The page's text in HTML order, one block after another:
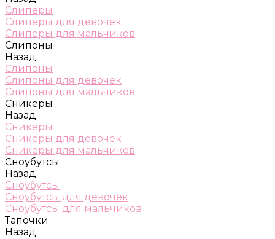
Слиперы
Слиперы для девочек
Слиперы для мальчиков
Слипоны
Назад
Слипоны
Слипоны для девочек
Слипоны для мальчиков
Сникеры
Назад
Сникеры
Сникеры для девочек
Сникеры для мальчиков
Сноубутсы
Назад
Сноубутсы
Сноубутсы для девочек
Сноубутсы для мальчиков
Тапочки
Назад